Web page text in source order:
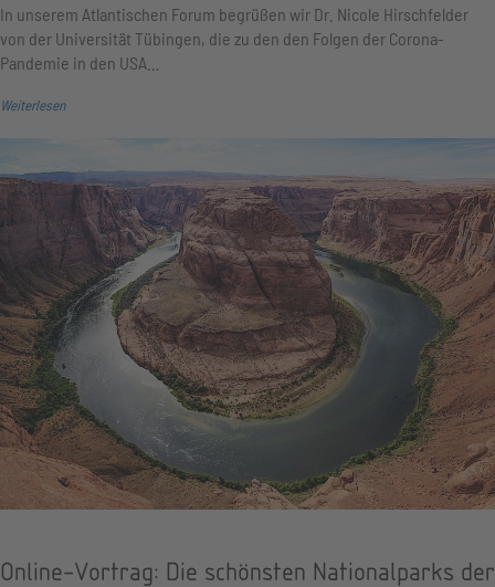
In unserem Atlantischen Forum begrüßen wir Dr. Nicole Hirschfelder
von der Universität Tübingen, die zu den den Folgen der Corona-
Pandemie in den USA…
Weiterlesen
Online-Vortrag: Die schönsten Nationalparks der